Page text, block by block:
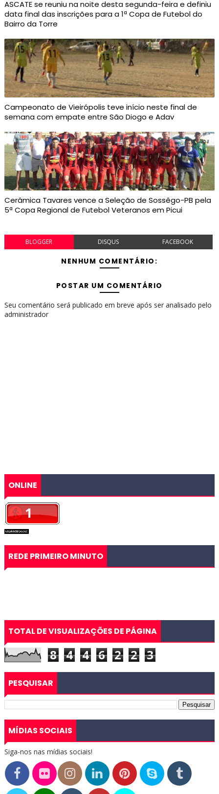
ASCATE se reuniu na noite desta segunda-feira e definiu
data final das inscrições para a 1ª Copa de Futebol do
Bairro da Torre
Campeonato de Vieirópolis teve início neste final de
semana com empate entre São Diogo e Adav
Cerâmica Tavares vence a Seleção de Sossêgo-PB pela
5ª Copa Regional de Futebol Veteranos em Picui
BLOGGER DISQUS FACEBOOK
NENHUM COMENTÁRIO:
POSTAR UM COMENTÁRIO
Seu comentário será publicado em breve após ser analisado pelo
administrador
ONLINE
REDE PRIMEIRO MINUTO
TOTAL DE VISUALIZAÇÕES DE PÁGINA
8 4 4 6 2 2 3
PESQUISAR
MÍDIAS SOCIAIS
Siga-nos nas mídias sociais!